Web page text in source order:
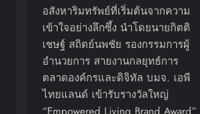
อสังหาริมทรัพย์ที่เริ่มต้นจากความ
เข้าใจอย่างลึกซึ้ง นำโดยนายกิตติ
เชษฐ์ สถิตย์นพชัย รองกรรมการผู้
อำนวยการ สายงานกลยุทธ์การ
ตลาดองค์กรและดิจิทัล บมจ. เอพี
ไทยแลนด์ เข้ารับรางวัลใหญ่